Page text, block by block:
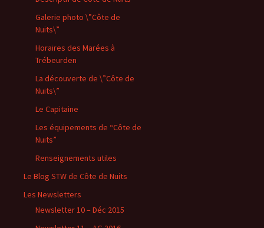
Galerie photo \”Côte de
Nuits\”
Horaires des Marées à
Trébeurden
La découverte de \”Côte de
Nuits\”
Le Capitaine
Les équipements de “Côte de
Nuits”
Renseignements utiles
Le Blog STW de Côte de Nuits
Les Newsletters
Newsletter 10 – Déc 2015